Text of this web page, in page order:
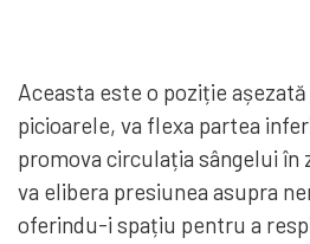
Aceasta este o poziție
picioarele, va flexa partea
promova circulația sângelui în
va elibera presiunea asupra
oferindu-i spațiu pentru a